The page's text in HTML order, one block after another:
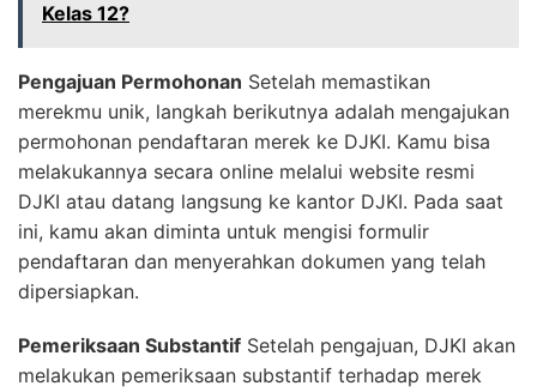
Kelas 12?
Pengajuan Permohonan Setelah memastikan
merekmu unik, langkah berikutnya adalah mengajukan
permohonan pendaftaran merek ke DJKI. Kamu bisa
melakukannya secara online melalui website resmi
DJKI atau datang langsung ke kantor DJKI. Pada saat
ini, kamu akan diminta untuk mengisi formulir
pendaftaran dan menyerahkan dokumen yang telah
dipersiapkan.
Pemeriksaan Substantif Setelah pengajuan, DJKI akan
melakukan pemeriksaan substantif terhadap merek